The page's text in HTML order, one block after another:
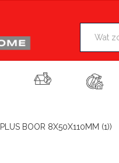
BOOR 8X50X110MM (1))